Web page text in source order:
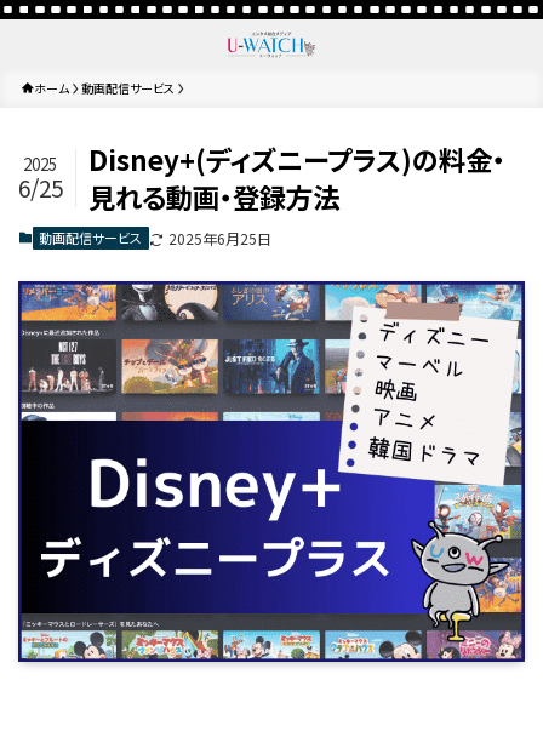
ホーム 動画配信サービス
Disney+(ディズニープラス)の料金・
見れる動画・登録方法
2025
6/25
動画配信サービス 2025年6月25日